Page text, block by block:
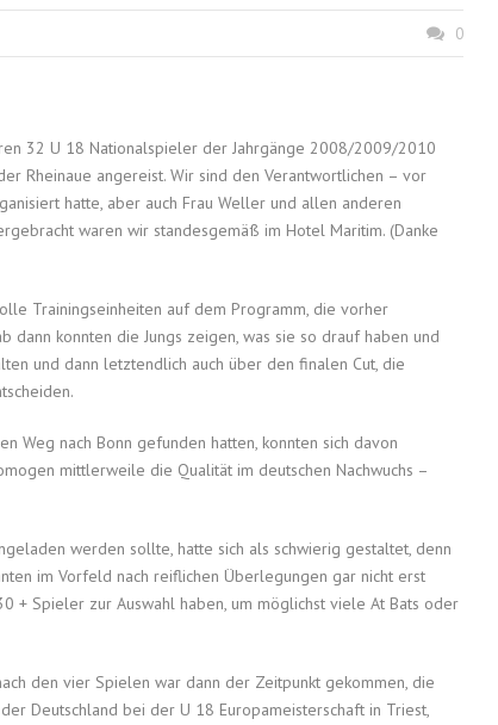
0
32 U 18 Nationalspieler der Jahrgänge 2008/2009/2010
Rheinaue angereist. Wir sind den Verantwortlichen – vor
hatte, aber auch Frau Weller und allen anderen
waren wir standesgemäß im Hotel Maritim. (Danke
Trainingseinheiten auf dem Programm, die vorher
konnten die Jungs zeigen, was sie so drauf haben und
und dann letztendlich auch über den finalen Cut, die
Weg nach Bonn gefunden hatten, konnten sich davon
mittlerweile die Qualität im deutschen Nachwuchs –
werden sollte, hatte sich als schwierig gestaltet, denn
im Vorfeld nach reiflichen Überlegungen gar nicht erst
+ Spieler zur Auswahl haben, um möglichst viele At Bats oder
den vier Spielen war dann der Zeitpunkt gekommen, die
Deutschland bei der U 18 Europameisterschaft in Triest,